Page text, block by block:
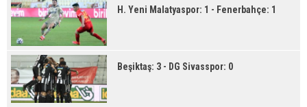
H. Yeni Malatyaspor: 1 - Fenerbahçe: 1
Beşiktaş: 3 - DG Sivasspor: 0